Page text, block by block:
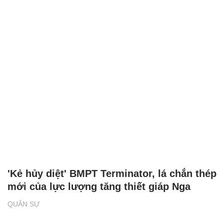
QUÂN SỰ
'Kẻ hủy diệt' BMPT Terminator, lá chắn thép
mới của lực lượng tăng thiết giáp Nga